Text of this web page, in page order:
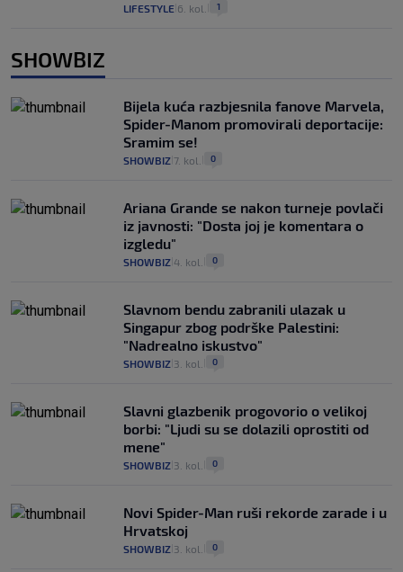
LIFESTYLE 6. kol. 1
SHOWBIZ
Bijela kuća razbjesnila fanove Marvela,
Spider-Manom promovirali deportacije:
Sramim se!
SHOWBIZ 7. kol. 0
Ariana Grande se nakon turneje povlači
iz javnosti: "Dosta joj je komentara o
izgledu"
SHOWBIZ 4. kol. 0
Slavnom bendu zabranili ulazak u
Singapur zbog podrške Palestini:
"Nadrealno iskustvo"
SHOWBIZ 3. kol. 0
Slavni glazbenik progovorio o velikoj
borbi: "Ljudi su se dolazili oprostiti od
mene"
SHOWBIZ 3. kol. 0
Novi Spider-Man ruši rekorde zarade i u
Hrvatskoj
SHOWBIZ 3. kol. 0